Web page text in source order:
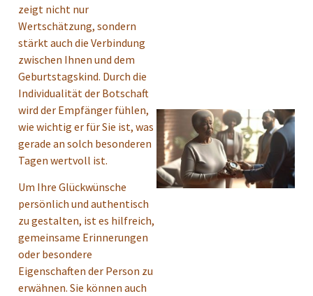
zeigt nicht nur
Wertschätzung, sondern
stärkt auch die Verbindung
zwischen Ihnen und dem
Geburtstagskind. Durch die
Individualität der Botschaft
wird der Empfänger fühlen,
wie wichtig er für Sie ist, was
gerade an solch besonderen
Tagen wertvoll ist.
Um Ihre Glückwünsche
persönlich und authentisch
zu gestalten, ist es hilfreich,
gemeinsame Erinnerungen
oder besondere
Eigenschaften der Person zu
erwähnen. Sie können auch